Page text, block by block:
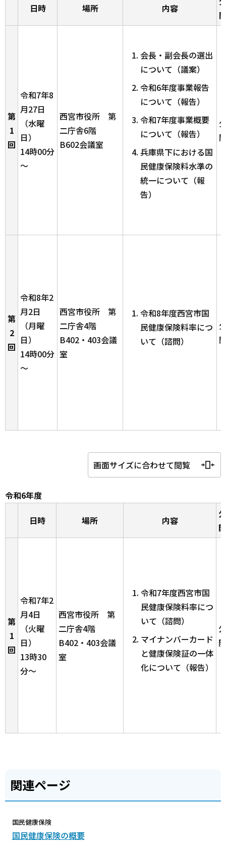
日時 場所 内容
第
1
回
令和7年8
月27日
（水曜
日）
14時00分
～
西宮市役所 第
二庁舎6階
B602会議室
会長・副会長の選出
について（議案）
令和6年度事業報告
について（報告）
令和7年度事業概要
について（報告）
兵庫県下における国
民健康保険料水準の
統一について（報
告）
第
2
回
令和8年2
月2日
（月曜
日）
14時00分
～
西宮市役所 第
二庁舎4階
B402・403会議
室
令和8年度西宮市国
民健康保険料率につ
いて（諮問）
画面サイズに合わせて閲覧
令和6年度
日時 場所 内容
公
開
第
1
回
令和7年2
月4日
（火曜
日）
13時30
分～
西宮市役所 第
二庁舎4階
B402・403会議
室
令和7年度西宮市国
民健康保険料率につ
いて（諮問）
マイナンバーカード
と健康保険証の一体
化について（報告）
公
開
関連ページ
国民健康保険
国民健康保険の概要